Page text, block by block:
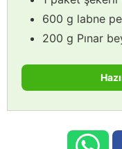
600 g labne
200 g Pınar